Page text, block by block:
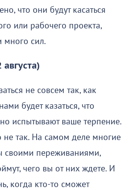
что они будут касаться
или рабочего проекта,
много сил.
не совсем так, как
будет казаться, что
испытывают ваше терпение.
не так. На самом деле многие
своими переживаниями,
чего вы от них ждете. И
когда кто-то сможет